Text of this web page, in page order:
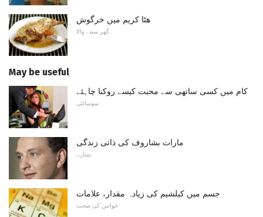
ھٹا کریم میں خرگوش
گھر سننے والا
May be useful
کام میں کسی ساتھی سے محبت کیسے روکنا چاہئے
سوسائٹی
مارات بشاروف کی ذاتی زندگی
ستارے
جسم میں کیلشیم کی زیادہ مقدار، علامات
خواتین کی صحت